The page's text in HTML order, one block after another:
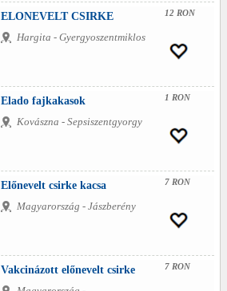
ELONEVELT CSIRKE
Hargita - Gyergyoszentmiklos
12 RON
Elado fajkakasok
Kovászna - Sepsiszentgyorgy
1 RON
Előnevelt csirke kacsa
Magyarország - Jászberény
7 RON
Vakcinázott előnevelt csirke
7 RON